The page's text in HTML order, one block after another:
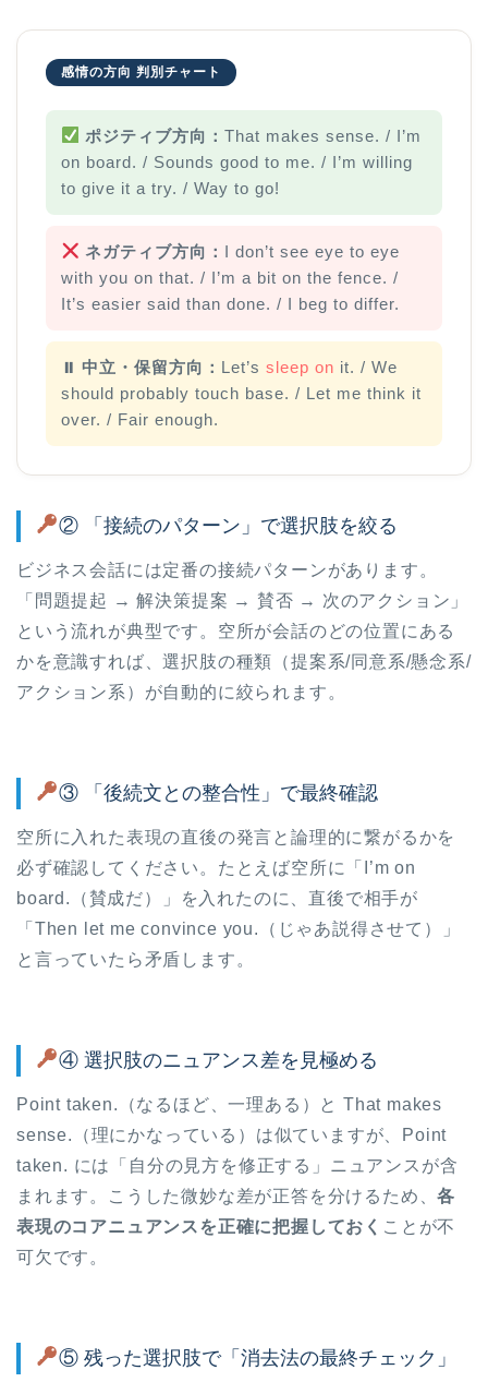
感情の方向 判別チャート
ポジティブ方向： That makes sense. / I’m
on board. / Sounds good to me. / I’m willing
to give it a try. / Way to go!
ネガティブ方向： I don’t see eye to eye
with you on that. / I’m a bit on the fence. /
It’s easier said than done. / I beg to differ.
⏸ 中立・保留方向： Let’s sleep on it. / We
should probably touch base. / Let me think it
over. / Fair enough.
② 「接続のパターン」で選択肢を絞る
ビジネス会話には定番の接続パターンがあります。
「問題提起 → 解決策提案 → 賛否 → 次のアクション」
という流れが典型です。空所が会話のどの位置にある
かを意識すれば、選択肢の種類（提案系/同意系/懸念系/
アクション系）が自動的に絞られます。
③ 「後続文との整合性」で最終確認
空所に入れた表現の直後の発言と論理的に繋がるかを
必ず確認してください。たとえば空所に「I’m on
board.（賛成だ）」を入れたのに、直後で相手が
「Then let me convince you.（じゃあ説得させて）」
と言っていたら矛盾します。
④ 選択肢のニュアンス差を見極める
Point taken.（なるほど、一理ある）と That makes
sense.（理にかなっている）は似ていますが、Point
taken. には「自分の見方を修正する」ニュアンスが含
まれます。こうした微妙な差が正答を分けるため、各
表現のコアニュアンスを正確に把握しておく ことが不
可欠です。
⑤ 残った選択肢で「消去法の最終チェック」